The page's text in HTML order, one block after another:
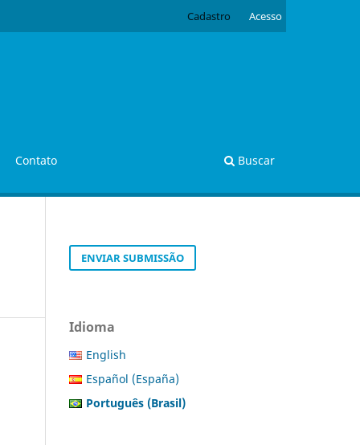
Contato Buscar
Cadastro Acesso
ENVIAR SUBMISSÃO
Idioma
English
Español (España)
Português (Brasil)